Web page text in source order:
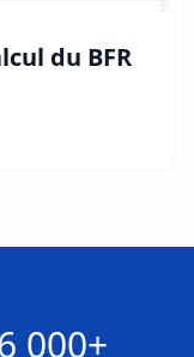
du BFR
000+